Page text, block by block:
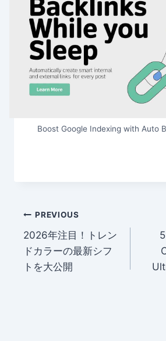
Boost Google Indexing with Auto
Post
navigation
PREVIOUS
2026年注目！トレン
ドカラーの最新シフ
トを大公開